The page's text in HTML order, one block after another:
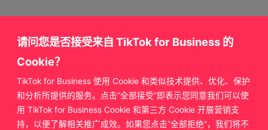
获取更多来自
TikTok for Business 的支持
请问您是否接受来自 TikTok for Business 的
Cookie？
TikTok for Business 使用 Cookie 和类似技术提供、优化、保护
和分析所提供的服务。点击“全部接受”即表示您同意我们可以使
用 TikTok for Business Cookie 和第三方 Cookie 开展营销支
持，以便了解相关推广成效。如果您点击“全部拒绝”，我们将不